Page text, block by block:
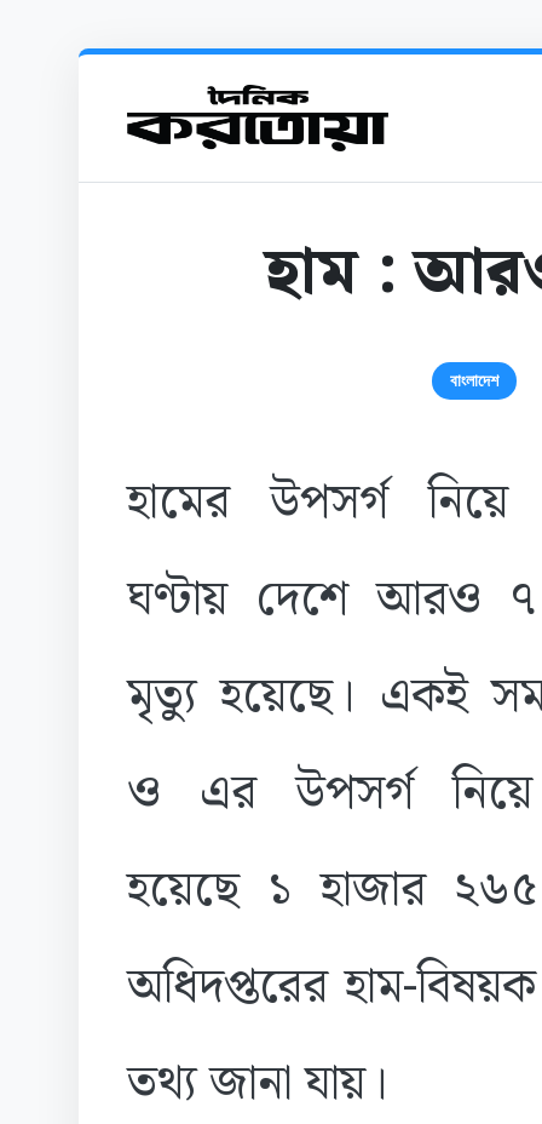
হাম :
বাংলাদেশ
হামের উপসর্গ
ঘণ্টায় দেশে আরও
মৃত্যু হয়েছে। একই
ও এর উপসর্গ নিয়ে
হয়েছে ১ হাজার ২৬৫
অধিদপ্তরের হাম-
তথ্য জানা যায়।